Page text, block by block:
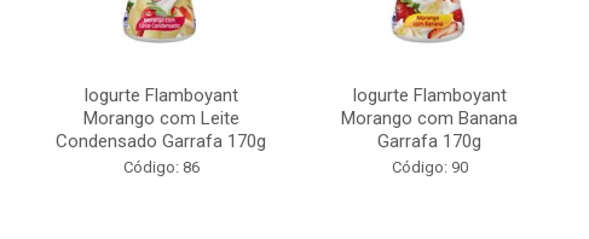
Iogurte Flamboyant
Morango com Leite
Condensado Garrafa 170g
Código: 86
Iogurte Flamboyant
Morango com Banana
Garrafa 170g
Código: 90